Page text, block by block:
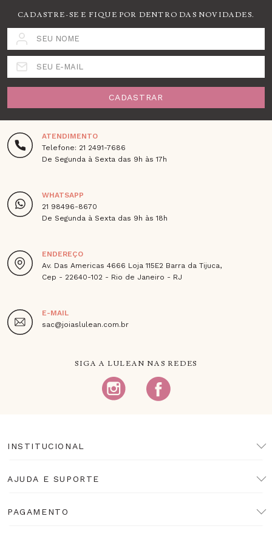
CADASTRE-SE E FIQUE POR DENTRO DAS NOVIDADES.
SEU NOME
SEU E-MAIL
CADASTRAR
ATENDIMENTO
Telefone: 21 2491-7686
De Segunda à Sexta das 9h às 17h
WHATSAPP
21 98496-8670
De Segunda à Sexta das 9h às 18h
ENDEREÇO
Av. Das Americas 4666 Loja 115E2 Barra da Tijuca,
Cep - 22640-102 - Rio de Janeiro - RJ
E-MAIL
sac@joiaslulean.com.br
SIGA A LULEAN NAS REDES
INSTITUCIONAL
AJUDA E SUPORTE
PAGAMENTO